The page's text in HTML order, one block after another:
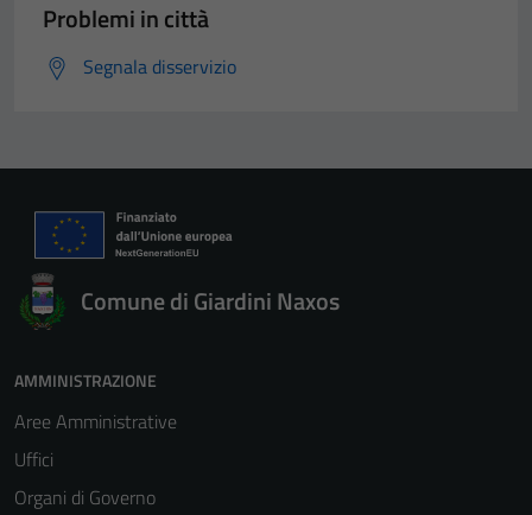
Problemi in città
Segnala disservizio
Comune di Giardini Naxos
AMMINISTRAZIONE
Aree Amministrative
Uffici
Organi di Governo